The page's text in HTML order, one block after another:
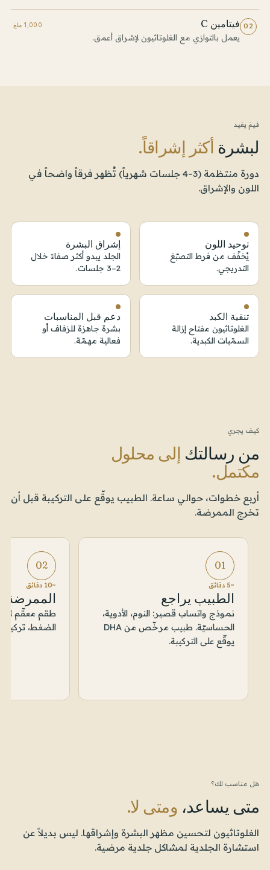
02 فيتامين C 1,000 ملغ
يعمل بالتوازي مع الغلوتاثيون لإشراق أعمق.
فيمَ يفيد
لبشرة أكثر إشراقاً.
دورة منتظمة (3–4 جلسات شهرياً) تُظهر فرقاً واضحاً في
اللون والإشراق.
توحيد اللون
يُخفّف من فرط التصبّغ
التدريجي.
إشراق البشرة
الجلد يبدو أكثر صفاءً خلال
2–3 جلسات.
تنقية الكبد
الغلوتاثيون مفتاح إزالة
السمّيات الكبدية.
دعم قبل المناسبات
بشرة جاهزة للزفاف أو
فعالية مهمّة.
كيف يجري
من رسالتك إلى محلول
مكتمل.
أربع خطوات، حوالي ساعة. الطبيب يوقّع على التركيبة قبل أن
تخرج الممرضة.
01
~5 دقائق
الطبيب يراجع
نموذج واتساب قصير: النوم، الأدوية،
الحساسيّة. طبيب مرخّص من DHA
يوقّع على التركيبة.
02
~10 دقائق
الممرضة
طقم معقّم
الضغط، تركيب
هل مناسب لك؟
متى يساعد، ومتى لا.
الغلوتاثيون لتحسين مظهر البشرة وإشراقها. ليس بديلاً عن
استشارة الجلدية لمشاكل جلدية مرضية.